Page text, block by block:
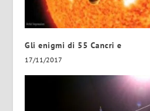
Gli enigmi di 55 Cancri e
17/11/2017